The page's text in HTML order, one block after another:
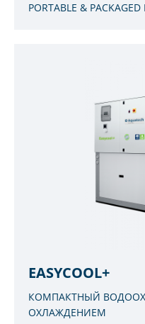
PORTABLE &
EASYCOOL+
КОМПАКТНЫЙ
ОХЛАЖДЕНИЕМ